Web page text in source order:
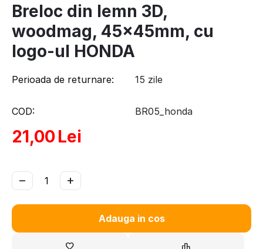
Breloc din lemn 3D,
woodmag, 45x45mm, cu
logo-ul HONDA
Perioada de returnare: 15 zile
COD: BR05_honda
21,00Lei
+
−
Adauga in cos